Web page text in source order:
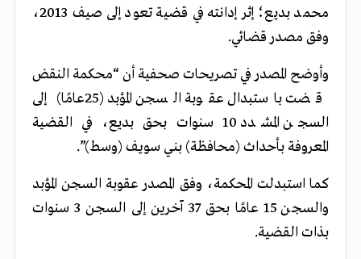
محمد بديع؛ إثر إدانته في قضية تعود إلى صيف 2013،
وفق مصدر قضائي.
وأوضح المصدر في تصريحات صحفية أن “محكمة النقض
قضت باستبدال عقوبة السجن المؤبد (25عامًا) إلى
السجن المشدد 10 سنوات بحق بديع، في القضية
المعروفة بأحداث (محافظة) بني سويف (وسط)”.
كما استبدلت المحكمة، وفق المصدر عقوبة السجن المؤبد
والسجن 15 عامًا بحق 37 آخرين إلى السجن 3 سنوات
بذات القضية.